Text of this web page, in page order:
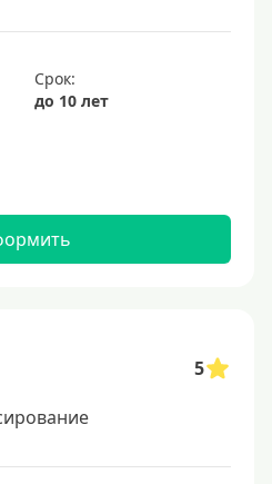
Срок:
до 10 лет
5